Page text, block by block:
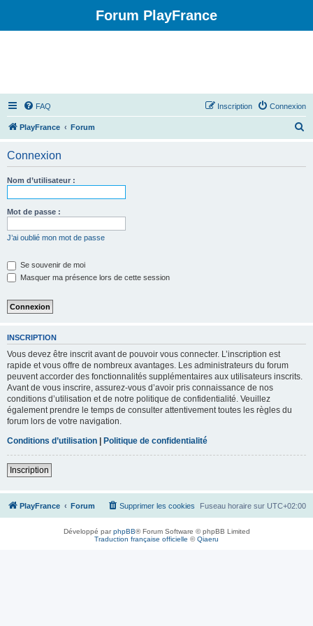
Forum PlayFrance
FAQ Connexion
Inscription
PlayFrance Forum
Connexion
Nom d’utilisateur :
Mot de passe :
J’ai oublié mon mot de passe
Se souvenir de moi
Masquer ma présence lors de cette session
INSCRIPTION
Vous devez être inscrit avant de pouvoir vous connecter. L’inscription est
rapide et vous offre de nombreux avantages. Les administrateurs du forum
peuvent accorder des fonctionnalités supplémentaires aux utilisateurs inscrits.
Avant de vous inscrire, assurez-vous d’avoir pris connaissance de nos
conditions d’utilisation et de notre politique de confidentialité. Veuillez
également prendre le temps de consulter attentivement toutes les règles du
forum lors de votre navigation.
Conditions d’utilisation | Politique de confidentialité
Inscription
PlayFrance Forum Fuseau horaire sur UTC+02:00
Supprimer les cookies
Développé parphpBB® Forum Software © phpBB Limited
Traduction française officielle ©Qiaeru